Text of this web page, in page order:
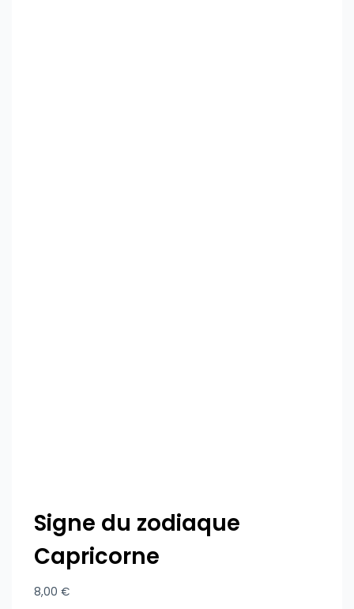
Signe du zodiaque
Capricorne
8,00 €